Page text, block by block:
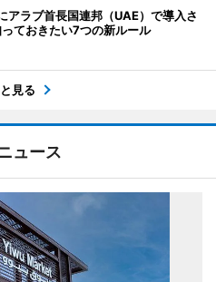
アラブ首長国連邦（UAE）で導入さ
ておきたい7つの新ルール
見る
ュース